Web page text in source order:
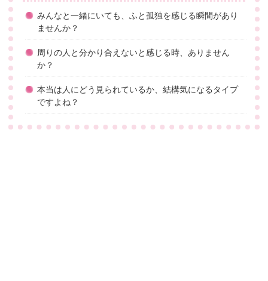
みんなと一緒にいても、ふと孤独を感じる瞬間があり
ませんか？
周りの人と分かり合えないと感じる時、ありません
か？
本当は人にどう見られているか、結構気になるタイプ
ですよね？